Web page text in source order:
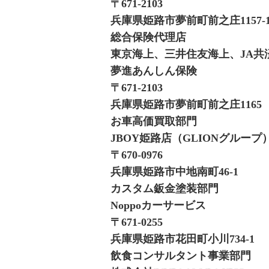
〒671-2103
兵庫県姫路市夢前町前之庄1157-
総合保険代理店
東京海上、三井住友海上、JA共
夢進あんしん保険
〒671-2103
兵庫県姫路市夢前町前之庄1165
お車高価買取部門
JBOY姫路店（GLIONグループ）
〒670-0976
兵庫県姫路市中地南町46-1
カスタム鈑金塗装部門
Noppoカーサービス
〒671-0255
兵庫県姫路市花田町小川734-1
飲食コンサルタント事業部門